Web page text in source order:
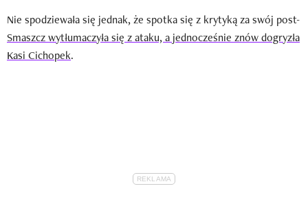
Nie spodziewała się jednak, że spotka się z krytyką za swój post-
Smaszcz wytłumaczyła się z ataku, a jednocześnie znów dogryzła
Kasi Cichopek.